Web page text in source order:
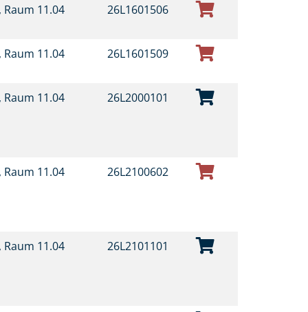
11.04 26L1601506
11.04 26L1601509
11.04 26L2000101
11.04 26L2100602
11.04 26L2101101